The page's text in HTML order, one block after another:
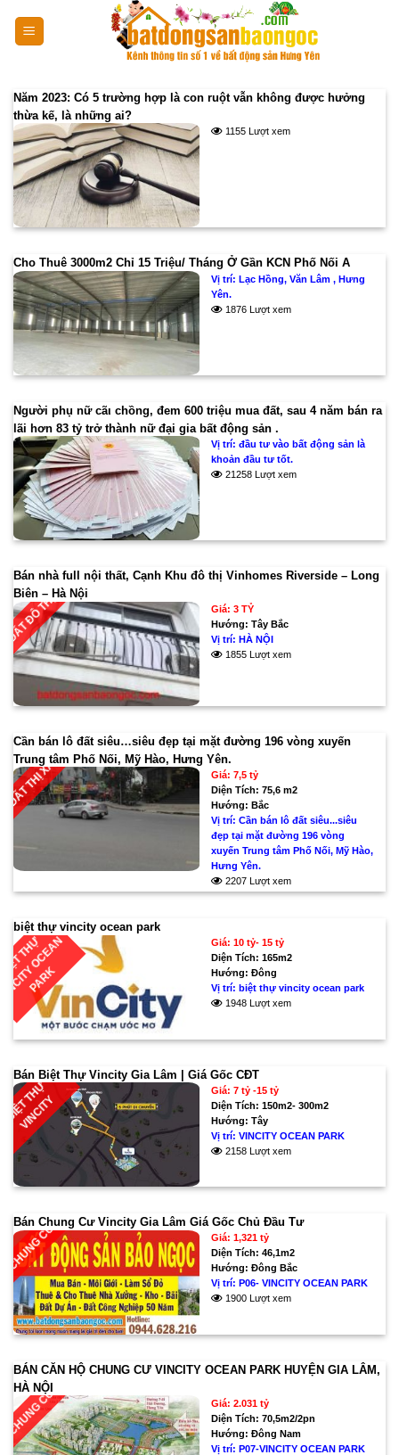
Năm 2023: Có 5 trường hợp là con ruột vẫn không được hưởng
thừa kế, là những ai?
1155 Lượt xem
Cho Thuê 3000m2 Chỉ 15 Triệu/ Tháng Ở Gần KCN Phố Nối A
Vị trí:Lạc Hồng, Văn Lâm , Hưng
Yên.
1876 Lượt xem
Người phụ nữ cãι chồng, đem 600 triệu mua đất, sau 4 năm bán ra
lãi hơn 83 tỷ trở thành nữ đại gia bất động sản .
Vị trí:đầu tư vào bất động sản là
khoản đầu tư tốt.
21258 Lượt xem
Bán nhà full nội thất, Cạnh Khu đô thị Vinhomes Riverside – Long
Biên – Hà Nội
Giá: 3 TỶ
Hướng:Tây Bắc
Vị trí: HÀ NỘI
1855 Lượt xem
ĐẤT ĐÔ THỊ
Cần bán lô đất siêu…siêu đẹp tại mặt đường 196 vòng xuyến
Trung tâm Phố Nối, Mỹ Hào, Hưng Yên.
Giá: 7,5 tỷ
Diện Tích:75,6 m2
Hướng:Bắc
Vị trí:Cần bán lô đất siêu...siêu
đẹp tại mặt đường 196 vòng
xuyến Trung tâm Phố Nối, Mỹ Hào,
Hưng Yên.
2207 Lượt xem
ĐẤT THỊ XÃ
biệt thự vincity ocean park
Giá: 10 tỷ- 15 tỷ
Diện Tích:165m2
Hướng:Đông
Vị trí: biệt thự vincity ocean park
1948 Lượt xem
B
Y
K
Bán Biệt Thự Vincity Gia Lâm | Giá Gốc CĐT
Giá: 7 tỷ -15 tỷ
Diện Tích:150m2- 300m2
Hướng:Tây
Vị trí:VINCITY OCEAN PARK
2158 Lượt xem
B
I
Ệ
T
T
H
Ự
V
I
N
C
I
T
Y
Bán Chung Cư Vincity Gia Lâm Giá Gốc Chủ Đầu Tư
Giá: 1,321 tỷ
Diện Tích:46,1m2
Hướng:Đông Bắc
Vị trí: P06- VINCITY OCEAN PARK
1900 Lượt xem
CHUNG CƯ
BÁN CĂN HỘ CHUNG CƯ VINCITY OCEAN PARK HUYỆN GIA LÂM,
HÀ NỘI
Giá: 2.031 tỷ
Diện Tích:70,5m2/2pn
Hướng:Đông Nam
Vị trí:P07-VINCITY OCEAN PARK
CHUNG CƯ